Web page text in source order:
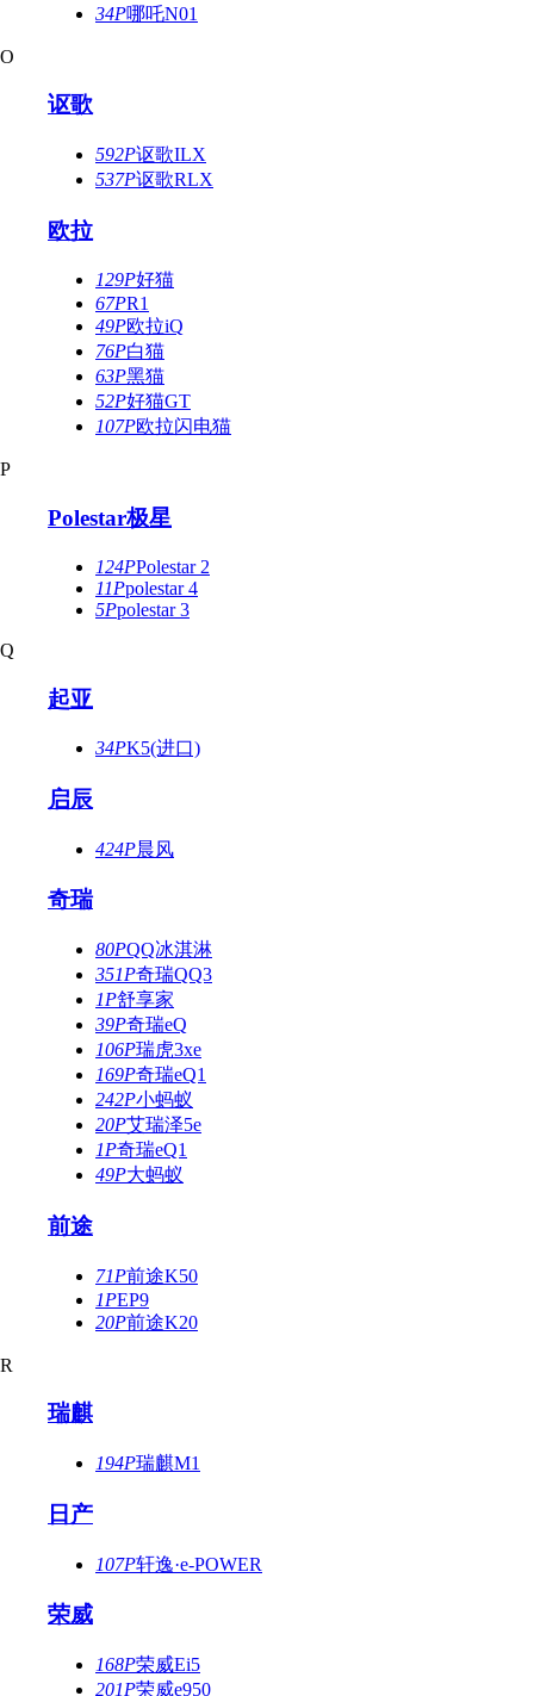
34P哪吒N01
O
讴歌
592P讴歌ILX
537P讴歌RLX
欧拉
129P好猫
67PR1
49P欧拉iQ
76P白猫
63P黑猫
52P好猫GT
107P欧拉闪电猫
P
Polestar极星
124PPolestar 2
11Ppolestar 4
5Ppolestar 3
Q
起亚
34PK5(进口)
启辰
424P晨风
奇瑞
80PQQ冰淇淋
351P奇瑞QQ3
1P舒享家
39P奇瑞eQ
106P瑞虎3xe
169P奇瑞eQ1
242P小蚂蚁
20P艾瑞泽5e
1P奇瑞eQ1
49P大蚂蚁
前途
71P前途K50
1PEP9
20P前途K20
R
瑞麒
194P瑞麒M1
日产
107P轩逸·e-POWER
荣威
168P荣威Ei5
201P荣威e950